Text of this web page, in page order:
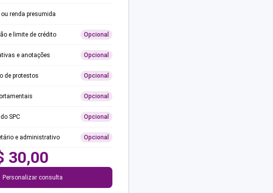
renda presumida
e limite de crédito Opcional
e anotações Opcional
de protestos Opcional
Opcional
SPC Opcional
e administrativo Opcional
30,00
Personalizar consulta